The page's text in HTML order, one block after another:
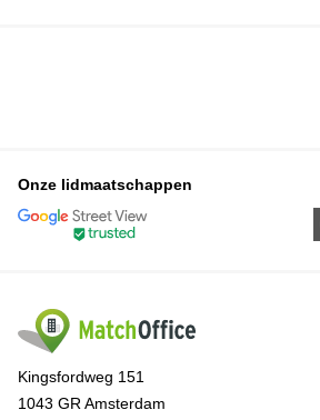
Onze lidmaatschappen
Kingsfordweg 151
1043 GR Amsterdam